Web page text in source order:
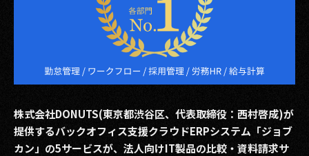
イベント
タテドラ
その他事業
2026
株式会社DONUTS(東京都渋谷区、代表取締役：西村啓成)が
提供するバックオフィス支援クラウドERPシステム「ジョブ
カン」の5サービスが、法人向けIT製品の比較・資料請求サ